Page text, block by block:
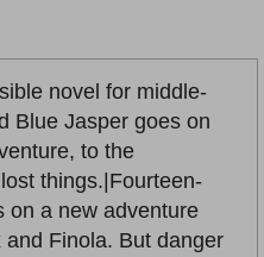
novel for middle-
Blue Jasper goes on
to the
things.|Fourteen-
on a new adventure
Finola. But danger